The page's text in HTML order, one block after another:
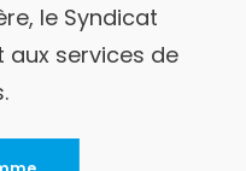
le Syndicat
services de